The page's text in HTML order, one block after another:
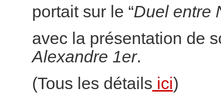
portait sur le “Duel entre
avec la présentation de
Alexandre 1er.
(Tous les détails ici)